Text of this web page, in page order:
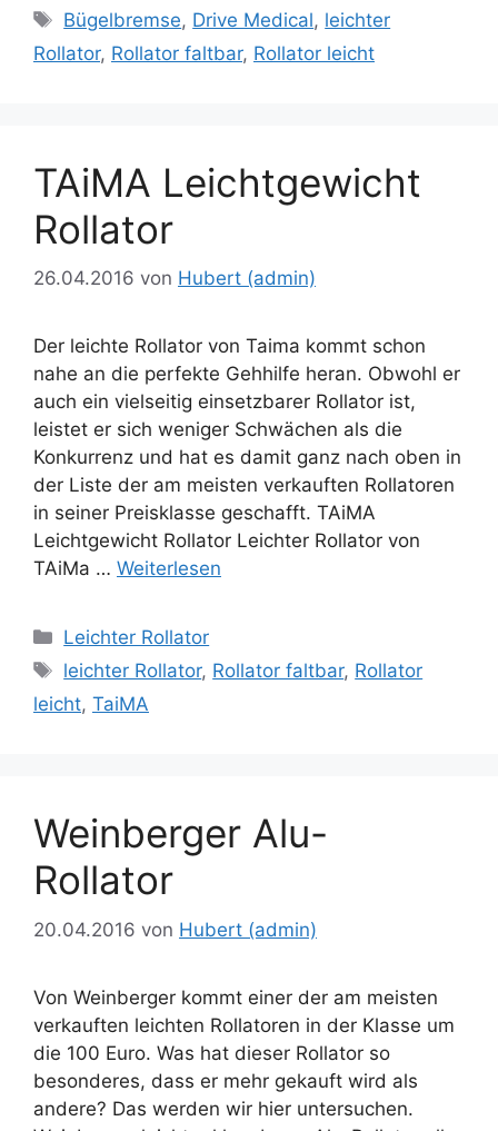
Schlagwörter
Bügelbremse, Drive Medical, leichter
Rollator, Rollator faltbar, Rollator leicht
TAiMA Leichtgewicht
Rollator
26.04.2016 von Hubert (admin)
Der leichte Rollator von Taima kommt schon
nahe an die perfekte Gehhilfe heran. Obwohl er
auch ein vielseitig einsetzbarer Rollator ist,
leistet er sich weniger Schwächen als die
Konkurrenz und hat es damit ganz nach oben in
der Liste der am meisten verkauften Rollatoren
in seiner Preisklasse geschafft. TAiMA
Leichtgewicht Rollator Leichter Rollator von
TAiMa … Weiterlesen
Kategorien
Leichter Rollator
Schlagwörter
leichter Rollator, Rollator faltbar, Rollator
leicht, TaiMA
Weinberger Alu-
Rollator
20.04.2016 von Hubert (admin)
Von Weinberger kommt einer der am meisten
verkauften leichten Rollatoren in der Klasse um
die 100 Euro. Was hat dieser Rollator so
besonderes, dass er mehr gekauft wird als
andere? Das werden wir hier untersuchen.